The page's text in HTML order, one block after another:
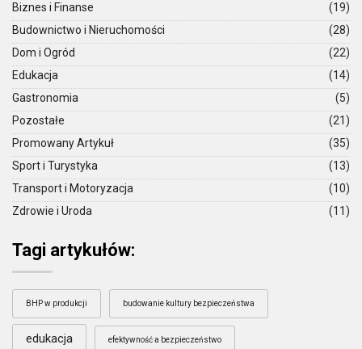
Biznes i Finanse
(19)
Budownictwo i Nieruchomości
(28)
Dom i Ogród
(22)
Edukacja
(14)
Gastronomia
(5)
Pozostałe
(21)
Promowany Artykuł
(35)
Sport i Turystyka
(13)
Transport i Motoryzacja
(10)
Zdrowie i Uroda
(11)
Tagi artykułów:
BHP w produkcji budowanie kultury bezpieczeństwa
edukacja efektywność a bezpieczeństwo